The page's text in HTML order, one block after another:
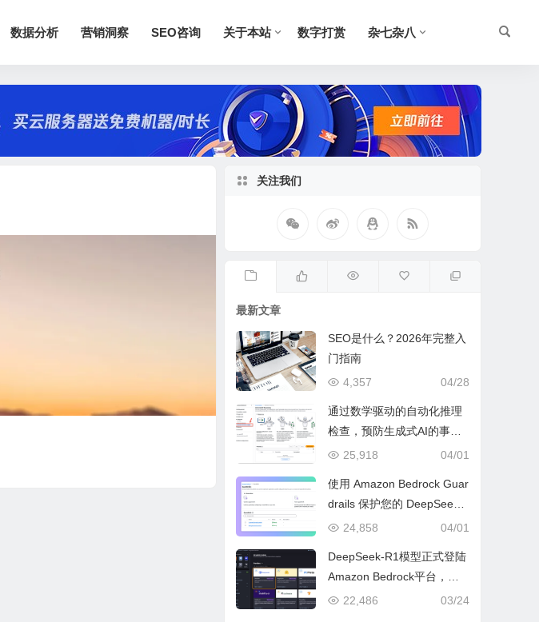
数据分析 营销洞察 SEO咨询 关于本站 数字打赏 杂七杂八
关注我们
最新文章
SEO是什么？2026年完整入
门指南
04/28
4,357
通过数学驱动的自动化推理
检查，预防生成式AI的事实
性错误与幻觉问题
04/01
25,918
使用 Amazon Bedrock Guar
drails 保护您的 DeepSeek
模型部署
04/01
24,858
DeepSeek-R1模型正式登陆
Amazon Bedrock平台，开
启全托管无服务器新纪元03/24
22,486